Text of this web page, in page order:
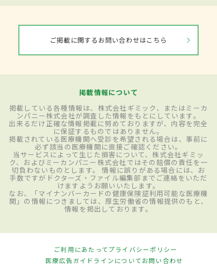
ご掲載に関するお問い合わせはこちら
掲載情報について
掲載している各種情報は、株式会社ギミック、またはミーカ
ンパニー株式会社が調査した情報をもとにしています。
出来るだけ正確な情報掲載に努めておりますが、内容を完全
に保証するものではありません。
掲載されている医療機関へ受診を希望される場合は、事前に
必ず該当の医療機関に直接ご確認ください。
当サービスによって生じた損害について、株式会社ギミッ
ク、およびミーカンパニー株式会社ではその賠償の責任を一
切負わないものとします。 情報に誤りがある場合には、お
手数ですがドクターズ・ファイル編集部までご連絡をいただ
けますようお願いいたします。
なお、「マイナンバーカードの健康保険証利用可能な医療機
関」の情報につきましては、厚生労働省の情報提供のもと、
情報を掲出しております。
ご利用にあたってプライバシーポリシー
医療広告ガイドラインについてお問い合わせ